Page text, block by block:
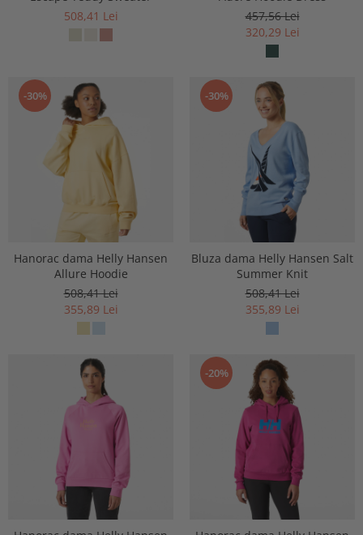
508,41 Lei
457,56 Lei
320,29 Lei
-30%
Hanorac dama Helly Hansen
Allure Hoodie
508,41 Lei
355,89 Lei
-30%
Bluza dama Helly Hansen Salt
Summer Knit
508,41 Lei
355,89 Lei
-20%